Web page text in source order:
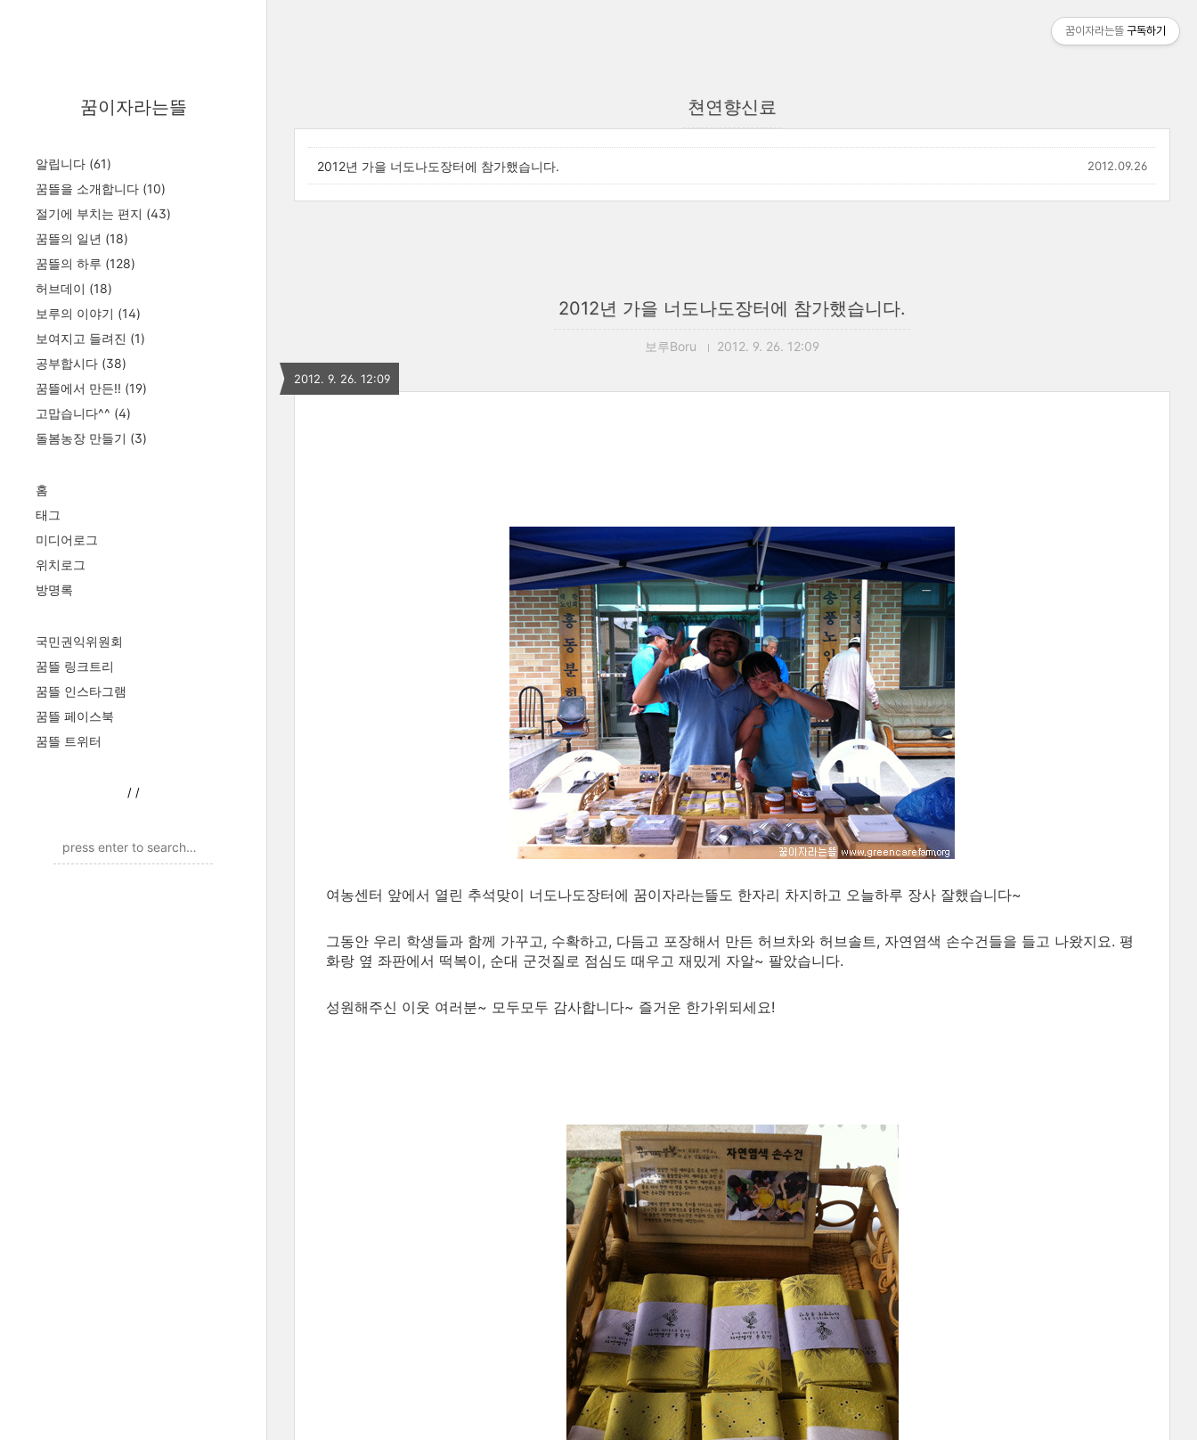
꿈이자라는뜰
알립니다 (61)
꿈뜰을 소개합니다 (10)
절기에 부치는 편지 (43)
꿈뜰의 일년 (18)
꿈뜰의 하루 (128)
허브데이 (18)
보루의 이야기 (14)
보여지고 들려진 (1)
공부합시다 (38)
꿈뜰에서 만든!! (19)
고맙습니다^^ (4)
돌봄농장 만들기 (3)
홈
태그
미디어로그
위치로그
방명록
국민권익위원회
꿈뜰 링크트리
꿈뜰 인스타그램
꿈뜰 페이스북
꿈뜰 트위터
/ /
쳔연향신료
2012년 가을 너도나도장터에 참가했습니다. 2012.09.26
2012년 가을 너도나도장터에 참가했습니다.
보루Boru 2012. 9. 26. 12:09
2012. 9. 26. 12:09
여농센터 앞에서 열린 추석맞이 너도나도장터에 꿈이자라는뜰도 한자리 차지하고 오늘하루 장사 잘했습니다~
그동안 우리 학생들과 함께 가꾸고, 수확하고, 다듬고 포장해서 만든 허브차와 허브솔트, 자연염색 손수건들을 들고 나왔지요. 평
화랑 옆 좌판에서 떡복이, 순대 군것질로 점심도 때우고 재밌게 자알~ 팔았습니다.
성원해주신 이웃 여러분~ 모두모두 감사합니다~ 즐거운 한가위되세요!
꿈이자라는뜰 구독하기